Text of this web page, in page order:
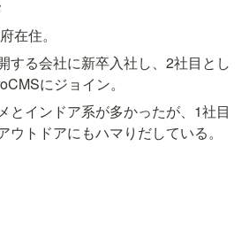
在住。
する会社に新卒入社し、2社目とし
にジョイン。
とインドア系が多かったが、1社目
ウトドアにもハマりだしている。